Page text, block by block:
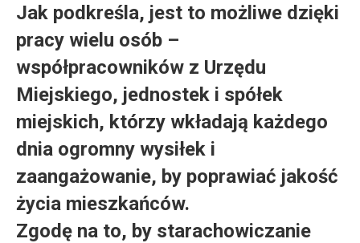
Jak podkreśla, jest to możliwe dzięki
pracy wielu osób –
współpracowników z Urzędu
Miejskiego, jednostek i spółek
miejskich, którzy wkładają każdego
dnia ogromny wysiłek i
zaangażowanie, by poprawiać jakość
życia mieszkańców.
Zgodę na to, by starachowiczanie